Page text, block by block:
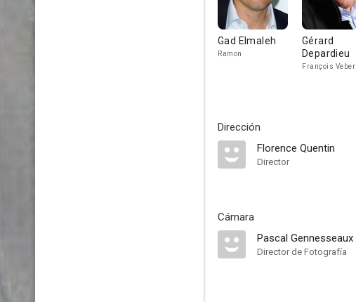
Gad Elmaleh
Ramon
Gérard
Depardieu
François Veber
Dirección
Florence Quentin
Director
Cámara
Pascal Gennesseaux
Director de Fotografía